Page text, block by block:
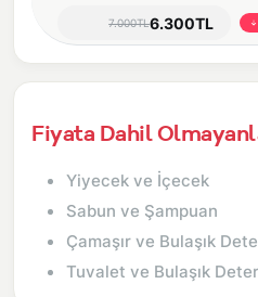
7.000TL6.300TL
Fiyata Dahil
Yiyecek ve İçecek
Sabun ve Şampuan
Çamaşır ve Bulaşık
Tuvalet ve Bulaşık